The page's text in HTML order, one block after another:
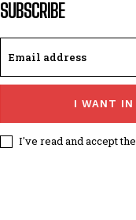
SUBSCRIBE
I WANT IN
I've read and accept the